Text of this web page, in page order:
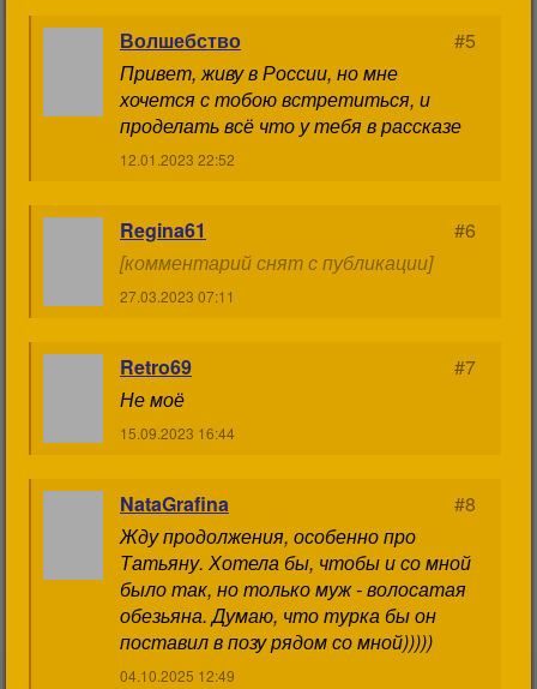
Волшебство
#5
Привет, живу в России, но мне
хочется с тобою встретиться, и
проделать всё что у тебя в рассказе
12.01.2023 22:52
Regina61
#6
[комментарий снят с публикации]
27.03.2023 07:11
Retro69
#7
Не моё
15.09.2023 16:44
NataGrafina
#8
Жду продолжения, особенно про
Татьяну. Хотела бы, чтобы и со мной
было так, но только муж - волосатая
обезьяна. Думаю, что турка бы он
поставил в позу рядом со мной)))))
04.10.2025 12:49